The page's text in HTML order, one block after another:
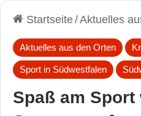
Startseite/Aktuelles
Aktuelles aus den Orten
Sport in Südwestfalen
Spaß am Sport